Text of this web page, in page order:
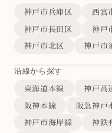
神戸市兵庫区 西宮
神戸市長田区
神戸
神戸市北区
神戸市
沿線から探す
東海道本線 神戸高
阪神本線
阪急神戸
神戸市海岸線
神鉄